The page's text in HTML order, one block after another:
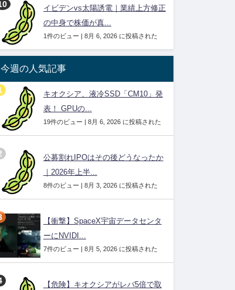
イビデンvs太陽誘電｜業績上方修正
の中身で株価が真...
1件のビュー | 8月 6, 2026 に投稿された
今週の人気記事
キオクシア、液冷SSD「CM10」発
表！ GPUの...
19件のビュー | 8月 6, 2026 に投稿された
公募割れIPOはその後どうなったか
｜2026年上半...
8件のビュー | 8月 3, 2026 に投稿された
【衝撃】SpaceX宇宙データセンタ
ーにNVIDI...
7件のビュー | 8月 5, 2026 に投稿された
【危険】キオクシアがレバ5倍で取